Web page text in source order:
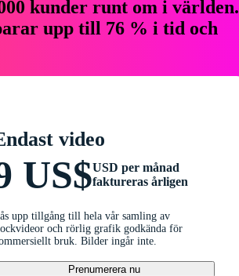
kunder runt om i världen.
upp till 76 % i tid och
video
US$USD per månad
faktureras årligen
upp tillgång till hela vår samling av
och rörlig grafik godkända för
bruk. Bilder ingår inte.
Prenumerera nu